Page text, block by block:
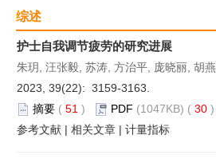
综述
护士自我调节疲劳的研究进展
朱玥, 汪张毅, 苏涛, 方治平, 庞晓丽, 胡燕
2023, 39(22): 3159-3163.
摘要 ( 51 ) PDF (1047KB) ( 30 )
参考文献 | 相关文章 | 计量指标